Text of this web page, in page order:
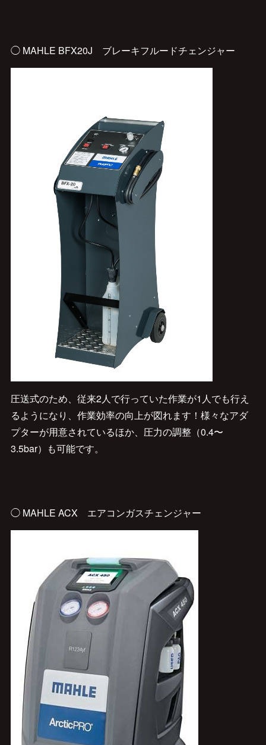
◯ MAHLE BFX20J ブレーキフルードチェンジャー
圧送式のため、従来2人で行っていた作業が1人でも行え
るようになり、作業効率の向上が図れます！様々なアダ
プターが用意されているほか、圧力の調整（0.4〜
3.5bar）も可能です。
◯ MAHLE ACX エアコンガスチェンジャー